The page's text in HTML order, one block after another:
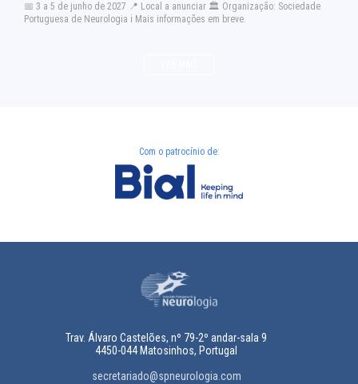
📅 3 a 5 de junho de 2027 📍 Local a anunciar 🏛️ Organização: Sociedade
Portuguesa de Neurologia ℹ️ Mais informações em breve.
Com o patrocínio de:
Trav. Álvaro Castelões, nº 79-2º andar-sala 9
4450-044 Matosinhos, Portugal
secretariado@spneurologia.com